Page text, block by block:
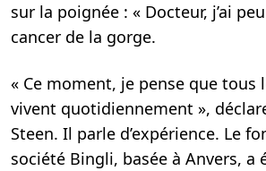
sur la poignée : « Docteur, j’ai
cancer de la gorge.
« Ce moment, je pense que tous
vivent quotidiennement »,
Steen. Il parle d’expérience. Le
société Bingli, basée à Anvers, a